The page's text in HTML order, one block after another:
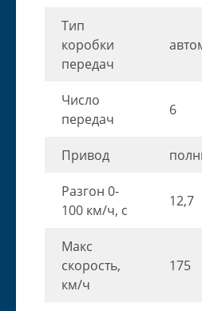
Тип
коробки
передач
Число
передач
6
Привод
Разгон 0-
100 км/ч, с
12,7
Макс
скорость,
км/ч
175